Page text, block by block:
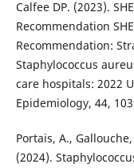
Calfee DP. (2023).
Recommendation
Recommendation:
Staphylococcus
care hospitals: 2022
Epidemiology, 44,
Portais, A.,
(2024).